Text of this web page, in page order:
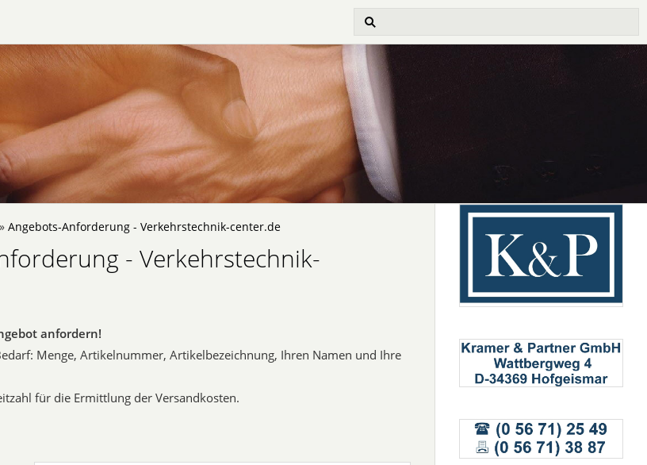
» Angebots-Anforderung - Verkehrstechnik-center.de
- Verkehrstechnik-
anfordern!
Menge, Artikelnummer, Artikelbezeichnung, Ihren Namen und Ihre
für die Ermittlung der Versandkosten.